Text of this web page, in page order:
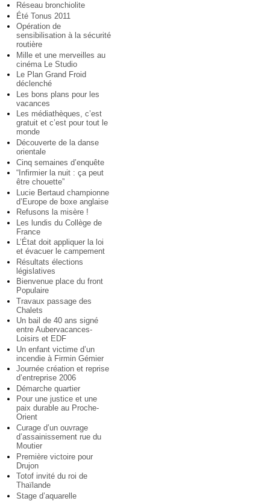
Réseau bronchiolite
Été Tonus 2011
Opération de
sensibilisation à la sécurité
routière
Mille et une merveilles au
cinéma Le Studio
Le Plan Grand Froid
déclenché
Les bons plans pour les
vacances
Les médiathèques, c’est
gratuit et c’est pour tout le
monde
Découverte de la danse
orientale
Cinq semaines d’enquête
“Infirmier la nuit : ça peut
être chouette”
Lucie Bertaud championne
d’Europe de boxe anglaise
Refusons la misère !
Les lundis du Collège de
France
L’État doit appliquer la loi
et évacuer le campement
Résultats élections
législatives
Bienvenue place du front
Populaire
Travaux passage des
Chalets
Un bail de 40 ans signé
entre Aubervacances-
Loisirs et EDF
Un enfant victime d’un
incendie à Firmin Gémier
Journée création et reprise
d’entreprise 2006
Démarche quartier
Pour une justice et une
paix durable au Proche-
Orient
Curage d’un ouvrage
d’assainissement rue du
Moutier
Première victoire pour
Drujon
Totof invité du roi de
Thaïlande
Stage d’aquarelle